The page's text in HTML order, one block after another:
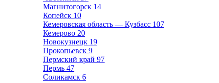
Магнитогорск 14
Копейск 10
Кемеровская область — Кузбасс 107
Кемерово 20
Новокузнецк 19
Прокопьевск 9
Пермский край 97
Пермь 47
Соликамск 6